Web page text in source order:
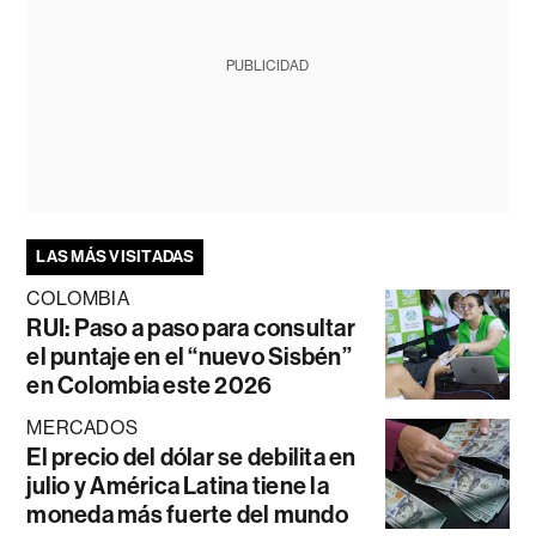
PUBLICIDAD
LAS MÁS VISITADAS
COLOMBIA
RUI: Paso a paso para consultar
el puntaje en el “nuevo Sisbén”
en Colombia este 2026
MERCADOS
El precio del dólar se debilita en
julio y América Latina tiene la
moneda más fuerte del mundo